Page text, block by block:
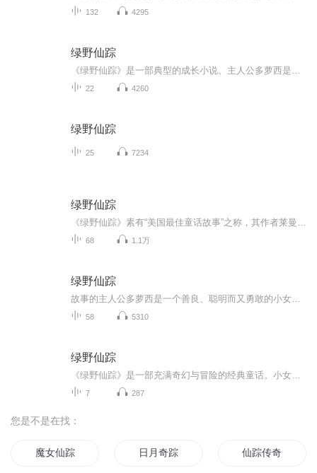
132 4295
绿野仙踪
22 4260
绿野仙踪
25 7234
绿野仙踪
68 1.1万
绿野仙踪
58 5310
绿野仙踪
7 287
您是不是在找：
魔女仙踪 日月奇踪 仙踪传奇